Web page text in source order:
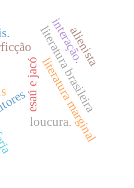
esaú e jacóliteratura marginal
literatura brasileira
interação.
loucura.
alienista